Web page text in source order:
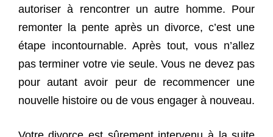
autoriser à rencontrer un autre homme. Pour
remonter la pente après un divorce, c’est une
étape incontournable. Après tout, vous n’allez
pas terminer votre vie seule. Vous ne devez pas
pour autant avoir peur de recommencer une
nouvelle histoire ou de vous engager à nouveau.